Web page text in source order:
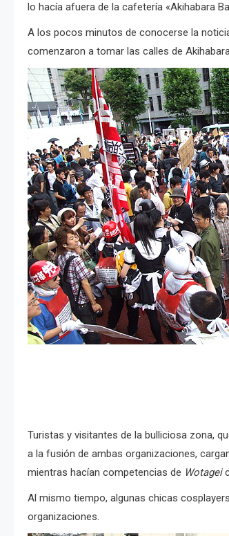
lo hacía afuera de la cafetería «Akihabara
A los pocos minutos de conocerse la
comenzaron a tomar las calles de
Turistas y visitantes de la bulliciosa zona,
a la fusión de ambas organizaciones,
mientras hacían competencias de Wotagei
Al mismo tiempo, algunas chicas
organizaciones.